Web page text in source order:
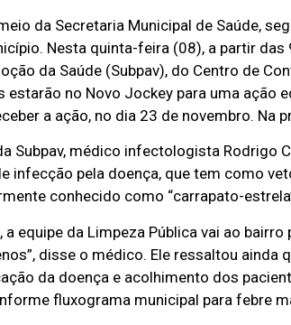
da Secretaria Municipal de Saúde,
Nesta quinta-feira (08), a partir
da Saúde (Subpav), do Centro de
estarão no Novo Jockey para uma ação
a ação, no dia 23 de novembro. Na
Subpav, médico infectologista Rodrigo
infecção pela doença, que tem como
conhecido como “carrapato-
a equipe da Limpeza Pública vai ao
disse o médico. Ele ressaltou
da doença e acolhimento dos
fluxograma municipal para febre